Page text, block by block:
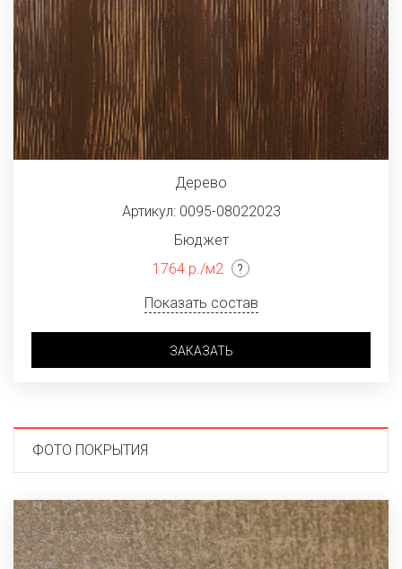
Дерево
Артикул: 0095-08022023
Бюджет
1764 р./м2
Показать состав
ЗАКАЗАТЬ
ФОТО ПОКРЫТИЯ